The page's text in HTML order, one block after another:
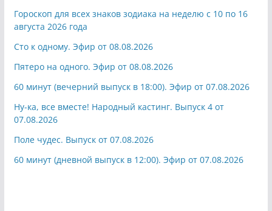
Гороскоп для всех знаков зодиака на неделю с 10 по 16
августа 2026 года
Сто к одному. Эфир от 08.08.2026
Пятеро на одного. Эфир от 08.08.2026
60 минут (вечерний выпуск в 18:00). Эфир от 07.08.2026
Ну-ка, все вместе! Народный кастинг. Выпуск 4 от
07.08.2026
Поле чудес. Выпуск от 07.08.2026
60 минут (дневной выпуск в 12:00). Эфир от 07.08.2026